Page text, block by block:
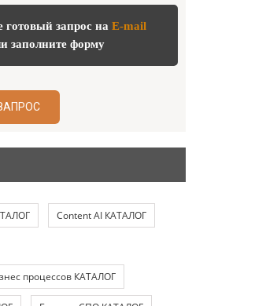
запрос на E-mail
заполните форму
Content AI КАТАЛОГ
процессов КАТАЛОГ